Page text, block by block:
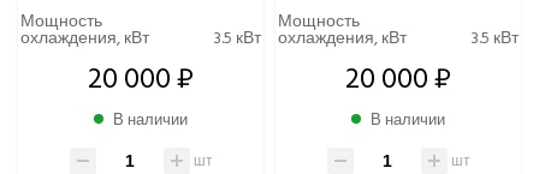
Мощность
охлаждения, кВт 3.5 кВт
20 000 ₽
В наличии
шт
Мощность
охлаждения, кВт 3.5 кВт
20 000 ₽
В наличии
шт